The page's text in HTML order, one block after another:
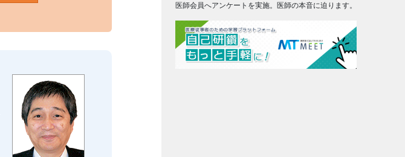
医師会員へアンケートを実施。医師の本音に迫ります。